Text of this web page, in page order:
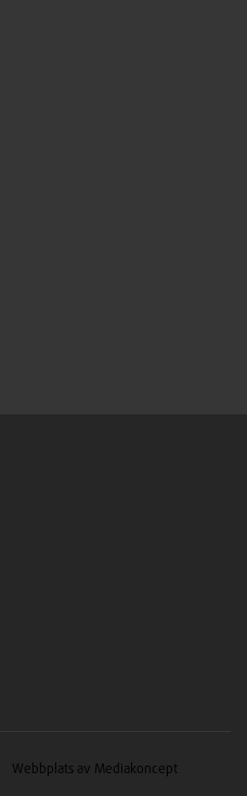
Webbplats av Mediakoncept